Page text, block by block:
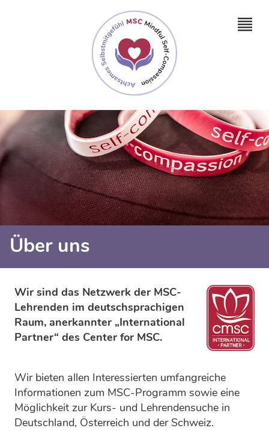
Über uns
Wir sind das Netzwerk der MSC-
Lehrenden im deutschsprachigen
Raum, anerkannter „International
Partner“ des Center for MSC.
Wir bieten allen Interessierten umfangreiche
Informationen zum MSC-Programm sowie eine
Möglichkeit zur Kurs- und Lehrendensuche in
Deutschland, Österreich und der Schweiz.